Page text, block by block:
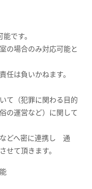
です。
の場合のみ対応可能と
任は負いかねます。
て（犯罪に関わる目的
の運営など）に関して
どへ密に連携し 通
て頂きます。